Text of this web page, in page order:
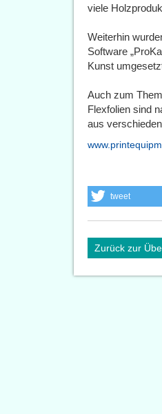
viele
Weiterhin
Software
Kunst
Auch zum
Flexfolien sind
aus
tweet
Zurück zur